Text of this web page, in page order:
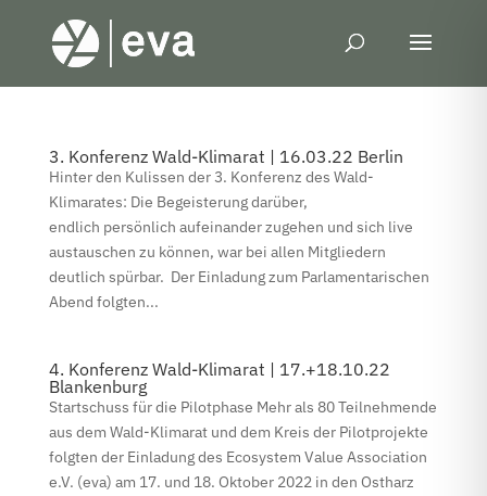
3. Konferenz Wald-Klimarat | 16.03.22 Berlin
Hinter den Kulissen der 3. Konferenz des Wald-
Klimarates: Die Begeisterung darüber,
endlich persönlich aufeinander zugehen und sich live
austauschen zu können, war bei allen Mitgliedern
deutlich spürbar. Der Einladung zum Parlamentarischen
Abend folgten...
4. Konferenz Wald-Klimarat | 17.+18.10.22
Blankenburg
Startschuss für die Pilotphase Mehr als 80 Teilnehmende
aus dem Wald-Klimarat und dem Kreis der Pilotprojekte
folgten der Einladung des Ecosystem Value Association
e.V. (eva) am 17. und 18. Oktober 2022 in den Ostharz